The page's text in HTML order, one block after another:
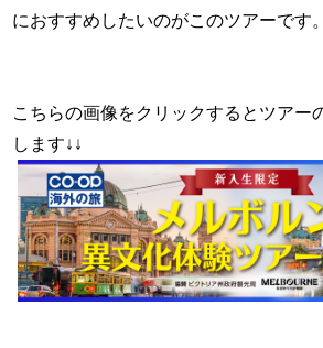
におすすめしたいのがこのツアーです。
こちらの画像をクリックするとツアー
します↓↓